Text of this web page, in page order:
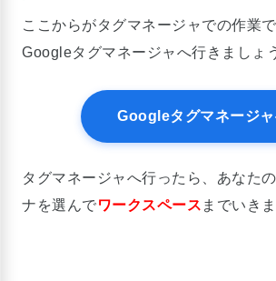
ここからがタグマネージャでの作業
Googleタグマネージャへ行きましょ
Googleタグマネージ
タグマネージャへ行ったら、あなた
ナを選んでワークスペース までいき